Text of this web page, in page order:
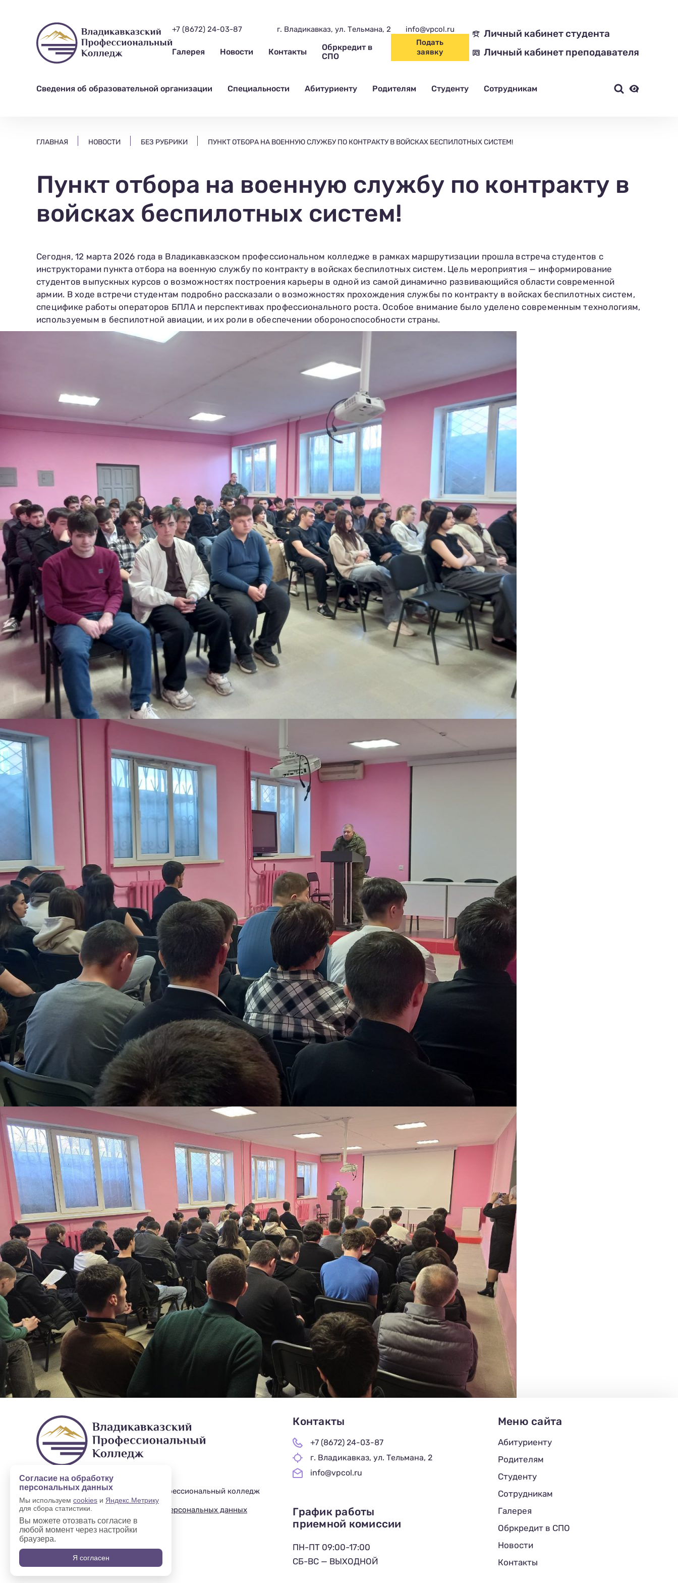
+7 (8672) 24-03-87 г. Владикавказ, ул. Тельмана, 2
Галерея Новости Контакты
Обркредит в
СПО
info@vpcol.ru
Подать
заявку
Личный кабинет студента
Личный кабинет преподавателя
Сведения об образовательной организации Специальности Абитуриенту Родителям Студенту Сотрудникам
ГЛАВНАЯ НОВОСТИ БЕЗ РУБРИКИ ПУНКТ ОТБОРА НА ВОЕННУЮ СЛУЖБУ ПО КОНТРАКТУ В ВОЙСКАХ БЕСПИЛОТНЫХ СИСТЕМ!
Пункт отбора на военную службу по контракту в
войсках беспилотных систем!
Сегодня, 12 марта 2026 года в Владикавказском профессиональном колледже в рамках маршрутизации прошла встреча студентов с
инструкторами пункта отбора на военную службу по контракту в войсках беспилотных систем. Цель мероприятия — информирование
студентов выпускных курсов о возможностях построения карьеры в одной из самой динамично развивающийся области современной
армии. В ходе встречи студентам подробно рассказали о возможностях прохождения службы по контракту в войсках беспилотных систем,
специфике работы операторов БПЛА и перспективах профессионального роста. Особое внимание было уделено современным технологиям,
используемым в беспилотной авиации, и их роли в обеспечении обороноспособности страны.
Имя
2019—2025 © Владикавказский профессиональный колледж
Политика в отношении обработки персональных данных
Контакты
+7 (8672) 24-03-87
г. Владикавказ, ул. Тельмана, 2
info@vpcol.ru
График работы
приемной комиссии
ПН-ПТ 09:00-17:00
СБ-ВС — ВЫХОДНОЙ
Меню сайта
Абитуриенту
Родителям
Студенту
Сотрудникам
Галерея
Обркредит в СПО
Новости
Контакты
Согласие на обработку
персональных данных
Мы используем cookies и Яндекс.Метрику
для сбора статистики.
Вы можете отозвать согласие в
любой момент через настройки
браузера.
Я согласен